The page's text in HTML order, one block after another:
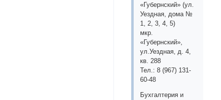
«Губернский» (ул.
Уездная, дома №
1, 2, 3, 4, 5)
мкр.
«Губернский»,
ул.Уездная, д. 4,
кв. 288
Тел.: 8 (967) 131-
60-48
Бухгалтерия и